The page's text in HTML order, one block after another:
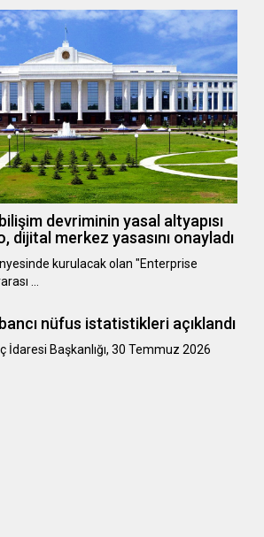
devriminin yasal altyapısı
dijital merkez yasasını onayladı
kurulacak olan "Enterprise
…
nüfus istatistikleri açıklandı
İdaresi Başkanlığı, 30 Temmuz 2026